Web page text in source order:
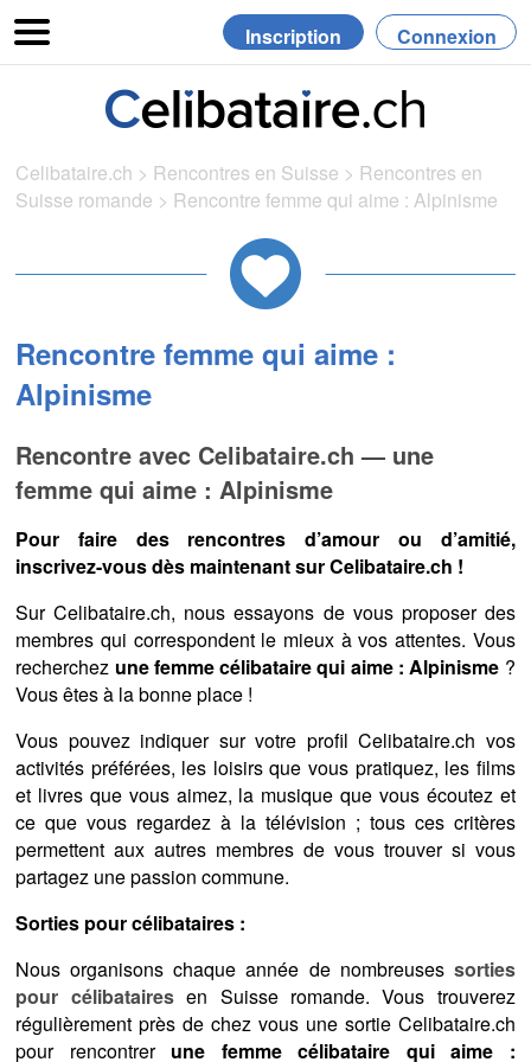
Inscription Connexion
Celibataire.ch > Rencontres en Suisse > Rencontres en
Suisse romande > Rencontre femme qui aime : Alpinisme
Rencontre femme qui aime :
Alpinisme
Rencontre avec Celibataire.ch — une
femme qui aime : Alpinisme
Pour faire des rencontres d’amour ou d’amitié,
inscrivez-vous dès maintenant sur Celibataire.ch !
Sur Celibataire.ch, nous essayons de vous proposer des
membres qui correspondent le mieux à vos attentes. Vous
recherchez une femme célibataire qui aime : Alpinisme ?
Vous êtes à la bonne place !
Vous pouvez indiquer sur votre profil Celibataire.ch vos
activités préférées, les loisirs que vous pratiquez, les films
et livres que vous aimez, la musique que vous écoutez et
ce que vous regardez à la télévision ; tous ces critères
permettent aux autres membres de vous trouver si vous
partagez une passion commune.
Sorties pour célibataires :
Nous organisons chaque année de nombreuses sorties
pour célibatairesen Suisse romande. Vous trouverez
régulièrement près de chez vous une sortie Celibataire.ch
pour rencontrer une femme célibataire qui aime :